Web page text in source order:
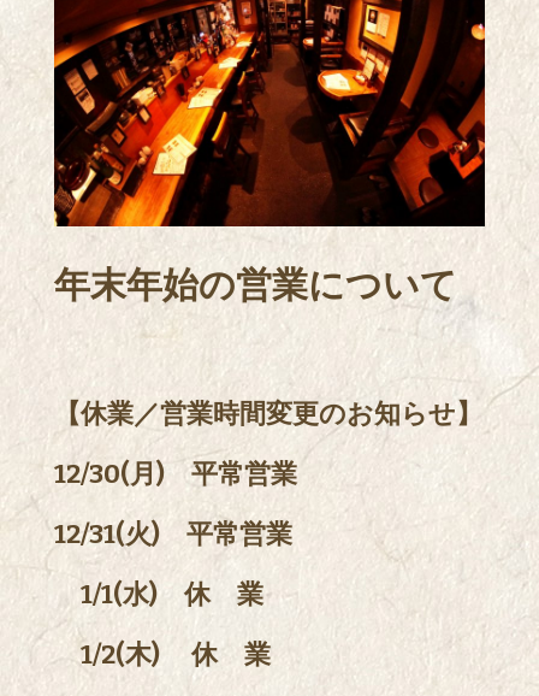
年末年始の営業について
【休業／営業時間変更のお知らせ】
12/30(月) 平常営業
12/31(火) 平常営業
1/1(水) 休 業
1/2(木) 休 業